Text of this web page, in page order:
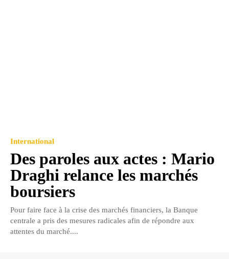
International
Des paroles aux actes : Mario
Draghi relance les marchés
boursiers
Pour faire face à la crise des marchés financiers, la Banque
centrale a pris des mesures radicales afin de répondre aux
attentes du marché....